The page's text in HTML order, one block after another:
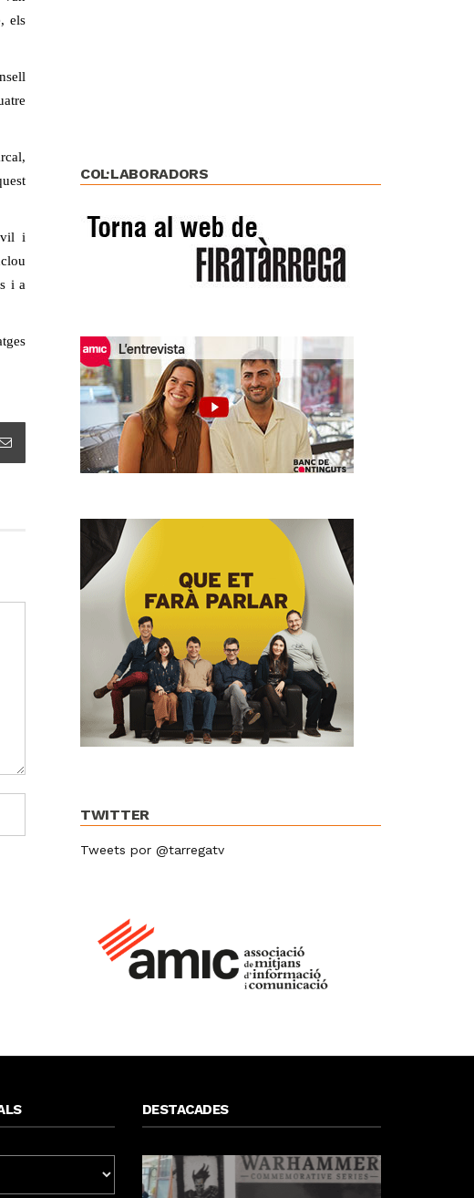
els
i
i a
COL·LABORADORS
TWITTER
Tweets por @tarregatv
DESTACADES